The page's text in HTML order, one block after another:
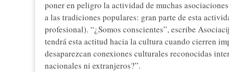
poner en peligro la actividad de muchas
a las tradiciones populares: gran parte de esta
profesional). “¿Somos conscientes”, escribe
tendrá esta actitud hacia la cultura cuando cierren
desaparezcan conexiones culturales reconocidas
nacionales ni extranjeros?”.